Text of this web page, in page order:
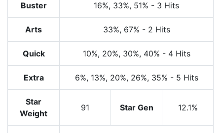
Buster 16%, 33%, 51% - 3 Hits
Arts 33%, 67% - 2 Hits
Quick 10%, 20%, 30%, 40% - 4 Hits
Extra 6%, 13%, 20%, 26%, 35% - 5 Hits
Star
Weight
91 Star Gen 12.1%